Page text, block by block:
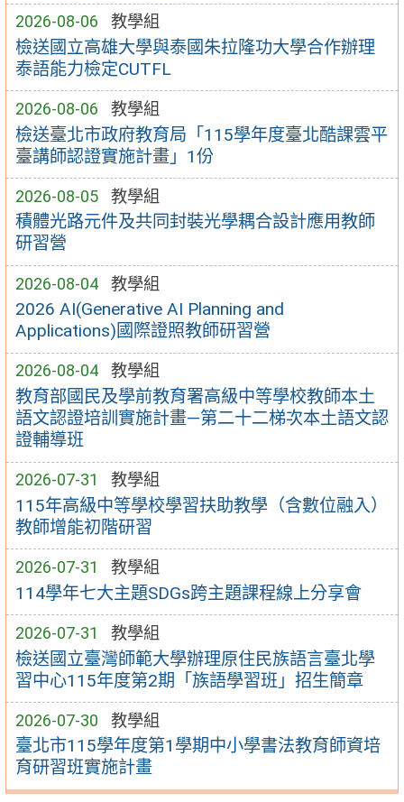
2026-08-06 教學組
檢送國立高雄大學與泰國朱拉隆功大學合作辦理
泰語能力檢定CUTFL
2026-08-06 教學組
檢送臺北市政府教育局「115學年度臺北酷課雲平
臺講師認證實施計畫」1份
2026-08-05 教學組
積體光路元件及共同封裝光學耦合設計應用教師
研習營
2026-08-04 教學組
2026 AI(Generative AI Planning and
Applications)國際證照教師研習營
2026-08-04 教學組
教育部國民及學前教育署高級中等學校教師本土
語文認證培訓實施計畫—第二十二梯次本土語文認
證輔導班
2026-07-31 教學組
115年高級中等學校學習扶助教學（含數位融入）
教師增能初階研習
2026-07-31 教學組
114學年七大主題SDGs跨主題課程線上分享會
2026-07-31 教學組
檢送國立臺灣師範大學辦理原住民族語言臺北學
習中心115年度第2期「族語學習班」招生簡章
2026-07-30 教學組
臺北市115學年度第1學期中小學書法教育師資培
育研習班實施計畫